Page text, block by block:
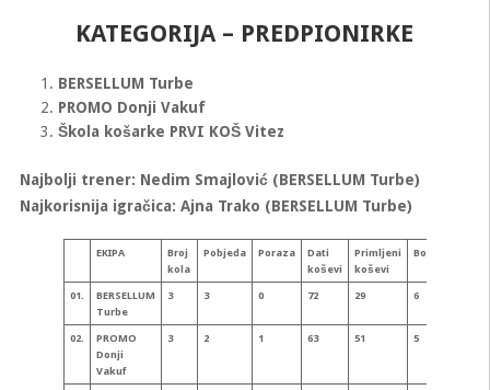
KATEGORIJA – PREDPIONIRKE
BERSELLUM Turbe
PROMO Donji Vakuf
Škola košarke PRVI KOŠ Vitez
Najbolji trener: Nedim Smajlović (BERSELLUM Turbe)
Najkorisnija igračica: Ajna Trako (BERSELLUM Turbe)
EKIPA
Broj
kola
Pobjeda Poraza
Dati
koševi
Primljeni
koševi
Bodova
01.
BERSELLUM
Turbe
3 3 0 72 29 6
02.
PROMO
Donji
Vakuf
3 2 1 63 51 5